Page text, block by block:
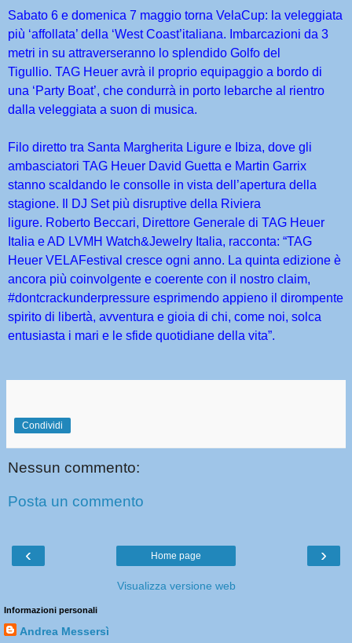
Sabato 6 e domenica 7 maggio torna VelaCup: la veleggiata
più ‘affollata’ della ‘West Coast’italiana. Imbarcazioni da 3
metri in su attraverseranno lo splendido Golfo del
Tigullio. TAG Heuer avrà il proprio equipaggio a bordo di
una ‘Party Boat’, che condurrà in porto lebarche al rientro
dalla veleggiata a suon di musica.
Filo diretto tra Santa Margherita Ligure e Ibiza, dove gli
ambasciatori TAG Heuer David Guetta e Martin Garrix
stanno scaldando le consolle in vista dell’apertura della
stagione. Il DJ Set più disruptive della Riviera
ligure. Roberto Beccari, Direttore Generale di TAG Heuer
Italia e AD LVMH Watch&Jewelry Italia, racconta: “TAG
Heuer VELAFestival cresce ogni anno. La quinta edizione è
ancora più coinvolgente e coerente con il nostro claim,
#dontcrackunderpressure esprimendo appieno il dirompente
spirito di libertà, avventura e gioia di chi, come noi, solca
entusiasta i mari e le sfide quotidiane della vita”.
Condividi
Nessun commento:
Posta un commento
‹ ›
Home page
Visualizza versione web
Informazioni personali
Andrea Messersì